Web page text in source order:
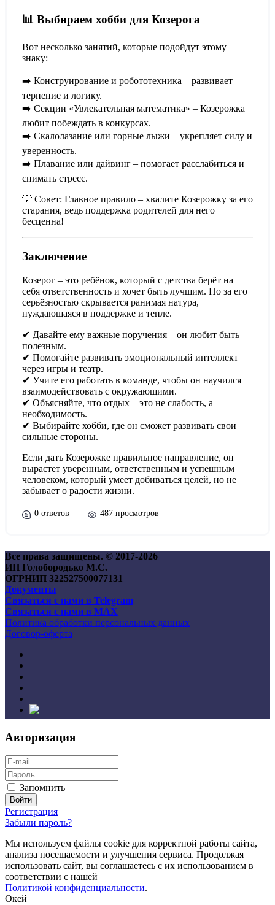
📊 Выбираем хобби для Козерога
Вот несколько занятий, которые подойдут этому
знаку:
➡️ Конструирование и робототехника – развивает
терпение и логику.
➡️ Секции «Увлекательная математика» – Козерожка
любит побеждать в конкурсах.
➡️ Скалолазание или горные лыжи – укрепляет силу и
уверенность.
➡️ Плавание или дайвинг – помогает расслабиться и
снимать стресс.
💡 Совет: Главное правило – хвалите Козерожку за его
старания, ведь поддержка родителей для него
бесценна!
Заключение
Козерог – это ребёнок, который с детства берёт на
себя ответственность и хочет быть лучшим. Но за его
серьёзностью скрывается ранимая натура,
нуждающаяся в поддержке и тепле.
✔ Давайте ему важные поручения – он любит быть
полезным.
✔ Помогайте развивать эмоциональный интеллект
через игры и театр.
✔ Учите его работать в команде, чтобы он научился
взаимодействовать с окружающими.
✔ Объясняйте, что отдых – это не слабость, а
необходимость.
✔ Выбирайте хобби, где он сможет развивать свои
сильные стороны.
Если дать Козерожке правильное направление, он
вырастет уверенным, ответственным и успешным
человеком, который умеет добиваться целей, но не
забывает о радости жизни.
0 ответов 487 просмотров
Все права защищены. © 2017-2026
ИП Голобородько М.С.
ОГРНИП 322527500077131
Документы
Связаться с нами в Telegram
Связаться с нами в MAX
Политика обработки персональных данных
Договор-оферта
Авторизация
Запомнить
Регистрация
Забыли пароль?
Мы используем файлы cookie для корректной работы сайта,
анализа посещаемости и улучшения сервиса. Продолжая
использовать сайт, вы соглашаетесь с их использованием в
соответствии с нашей
Политикой конфиденциальности.
Окей